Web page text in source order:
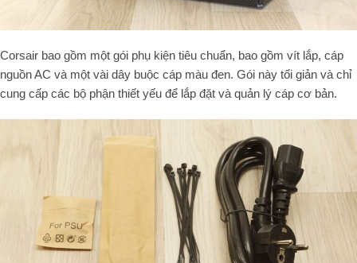
Corsair bao gồm một gói phụ kiện tiêu chuẩn, bao gồm vít lắp, cáp
nguồn AC và một vài dây buộc cáp màu đen. Gói này tối giản và chỉ
cung cấp các bộ phận thiết yếu để lắp đặt và quản lý cáp cơ bản.